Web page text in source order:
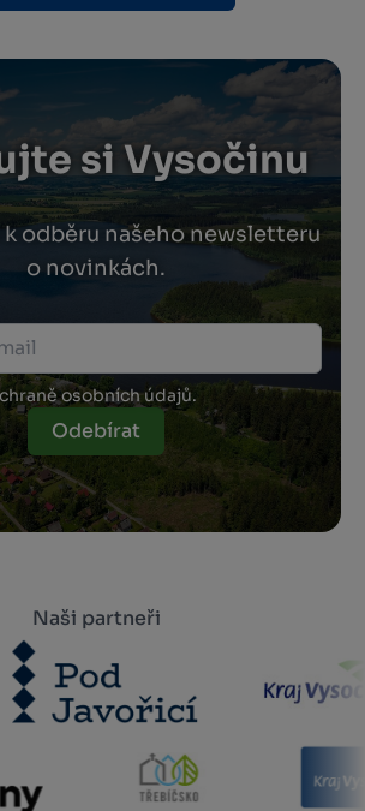
si Vysočinu
k odběru našeho newsletteru
o novinkách.
osobních údajů.
Odebírat
Naši partneři